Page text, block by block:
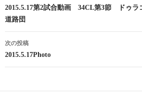
稿
ナ
ビ
ゲ
シ
2015.5.17第2試合動画 34CL第3節 ドゥラ
道路団
次の投稿
2015.5.17Photo